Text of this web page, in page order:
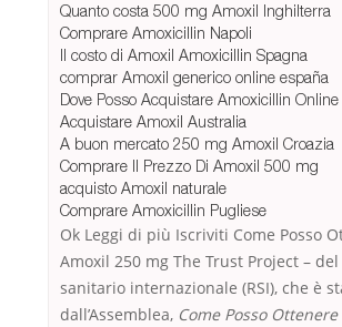
Quanto costa 500 mg Amoxil Inghilterra
Comprare Amoxicillin Napoli
Il costo di Amoxil Amoxicillin Spagna
comprar Amoxil generico online españa
Dove Posso Acquistare Amoxicillin Online
Acquistare Amoxil Australia
A buon mercato 250 mg Amoxil Croazia
Comprare Il Prezzo Di Amoxil 500 mg
acquisto Amoxil naturale
Comprare Amoxicillin Pugliese
Ok Leggi di più Iscriviti Come Posso
Amoxil 250 mg The Trust Project –
sanitario internazionale (RSI), che è
dall’Assemblea, Come Posso